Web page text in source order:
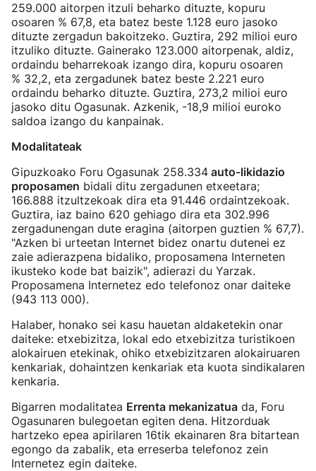
259.000 aitorpen itzuli beharko dituzte, kopuru
osoaren % 67,8, eta batez beste 1.128 euro jasoko
dituzte zergadun bakoitzeko. Guztira, 292 milioi euro
itzuliko dituzte. Gainerako 123.000 aitorpenak, aldiz,
ordaindu beharrekoak izango dira, kopuru osoaren
% 32,2, eta zergadunek batez beste 2.221 euro
ordaindu beharko dituzte. Guztira, 273,2 milioi euro
jasoko ditu Ogasunak. Azkenik, -18,9 milioi euroko
saldoa izango du kanpainak.
Modalitateak
Gipuzkoako Foru Ogasunak 258.334 auto-likidazio
proposamen bidali ditu zergadunen etxeetara;
166.888 itzultzekoak dira eta 91.446 ordaintzekoak.
Guztira, iaz baino 620 gehiago dira eta 302.996
zergadunengan dute eragina (aitorpen guztien % 67,7).
"Azken bi urteetan Internet bidez onartu dutenei ez
zaie adierazpena bidaliko, proposamena Interneten
ikusteko kode bat baizik", adierazi du Yarzak.
Proposamena Internetez edo telefonoz onar daiteke
(943 113 000).
Halaber, honako sei kasu hauetan aldaketekin onar
daiteke: etxebizitza, lokal edo etxebizitza turistikoen
alokairuen etekinak, ohiko etxebizitzaren alokairuaren
kenkariak, dohaintzen kenkariak eta kuota sindikalaren
kenkaria.
Bigarren modalitatea Errenta mekanizatua da, Foru
Ogasunaren bulegoetan egiten dena. Hitzorduak
hartzeko epea apirilaren 16tik ekainaren 8ra bitartean
egongo da zabalik, eta erreserba telefonoz zein
Internetez egin daiteke.